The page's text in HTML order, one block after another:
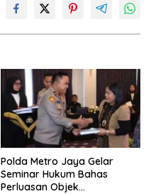
Polda Metro Jaya Gelar
Seminar Hukum Bahas
Perluasan Objek